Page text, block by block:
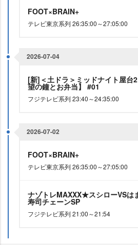
FOOT×BRAIN+
テレビ東京系列 26:35:00～27:05:00
2026-07-04
[新]＜土ドラ＞ミッドナイト屋台
望の鐘とお弁当】 #01
フジテレビ系列 23:40～24:35:00
2026-07-02
FOOT×BRAIN+
テレビ東京系列 26:35:00～27:05:00
ナゾトレMAXXX★スシローVSは
寿司チェーンSP
フジテレビ系列 21:00～21:54